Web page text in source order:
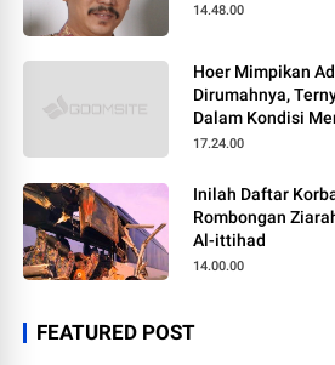
14.48.00
Hoer Mimpikan
Dirumahnya,
Dalam Kondisi
17.24.00
Inilah Daftar
Rombongan
Al-ittihad
14.00.00
FEATURED POST